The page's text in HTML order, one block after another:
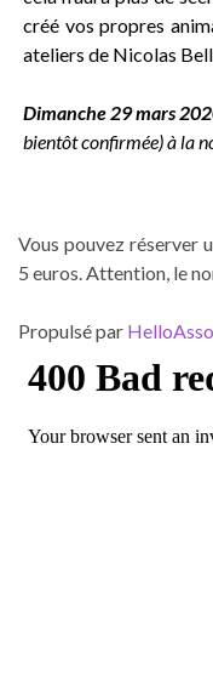
créé vos propres
ateliers de Nicolas
Dimanche 29 mars
bientôt confirmée) à la
Vous pouvez réserver
5 euros. Attention, le
Propulsé par HelloAsso